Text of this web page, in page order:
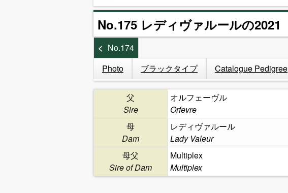
No.175 レディヴァルールの2021
No.174
Photo
ブラックタイプ Catalogue Pedigree
父
Sire
オルフェーヴル
Orfevre
母
Dam
レディヴァルール
Lady Valeur
母父
Sire of Dam
Multiplex
Multiplex